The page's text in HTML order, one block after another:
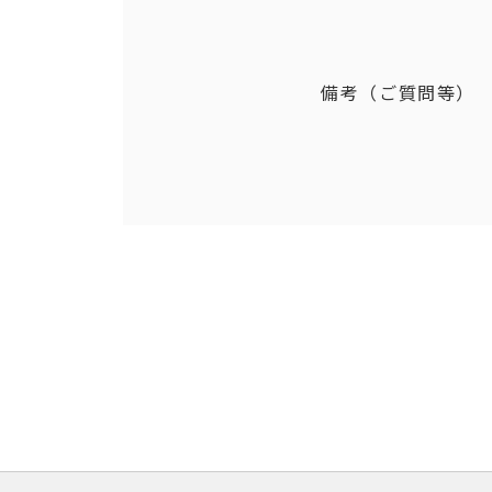
備考（ご質問等）